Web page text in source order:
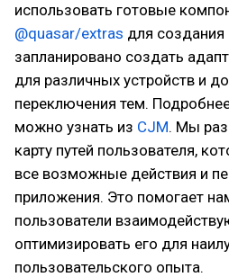
использовать готовые
@quasar/extras для
запланировано создать
для различных устройств и
переключения тем.
можно узнать из CJM. Мы
карту путей пользователя,
все возможные действия и
приложения. Это помогает
пользователи
оптимизировать его для
пользовательского опыта.